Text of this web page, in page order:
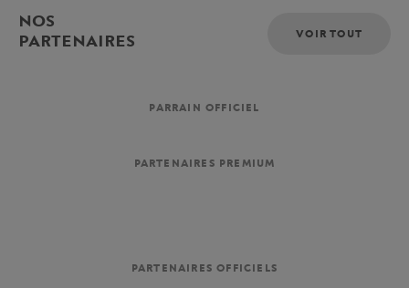
NOS
PARTENAIRES
VOIR TOUT
PARRAIN OFFICIEL
PARTENAIRES PREMIUM
PARTENAIRES OFFICIELS